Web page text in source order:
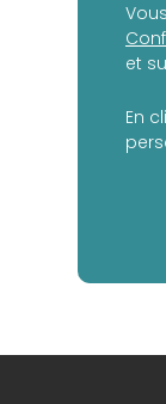
et
En